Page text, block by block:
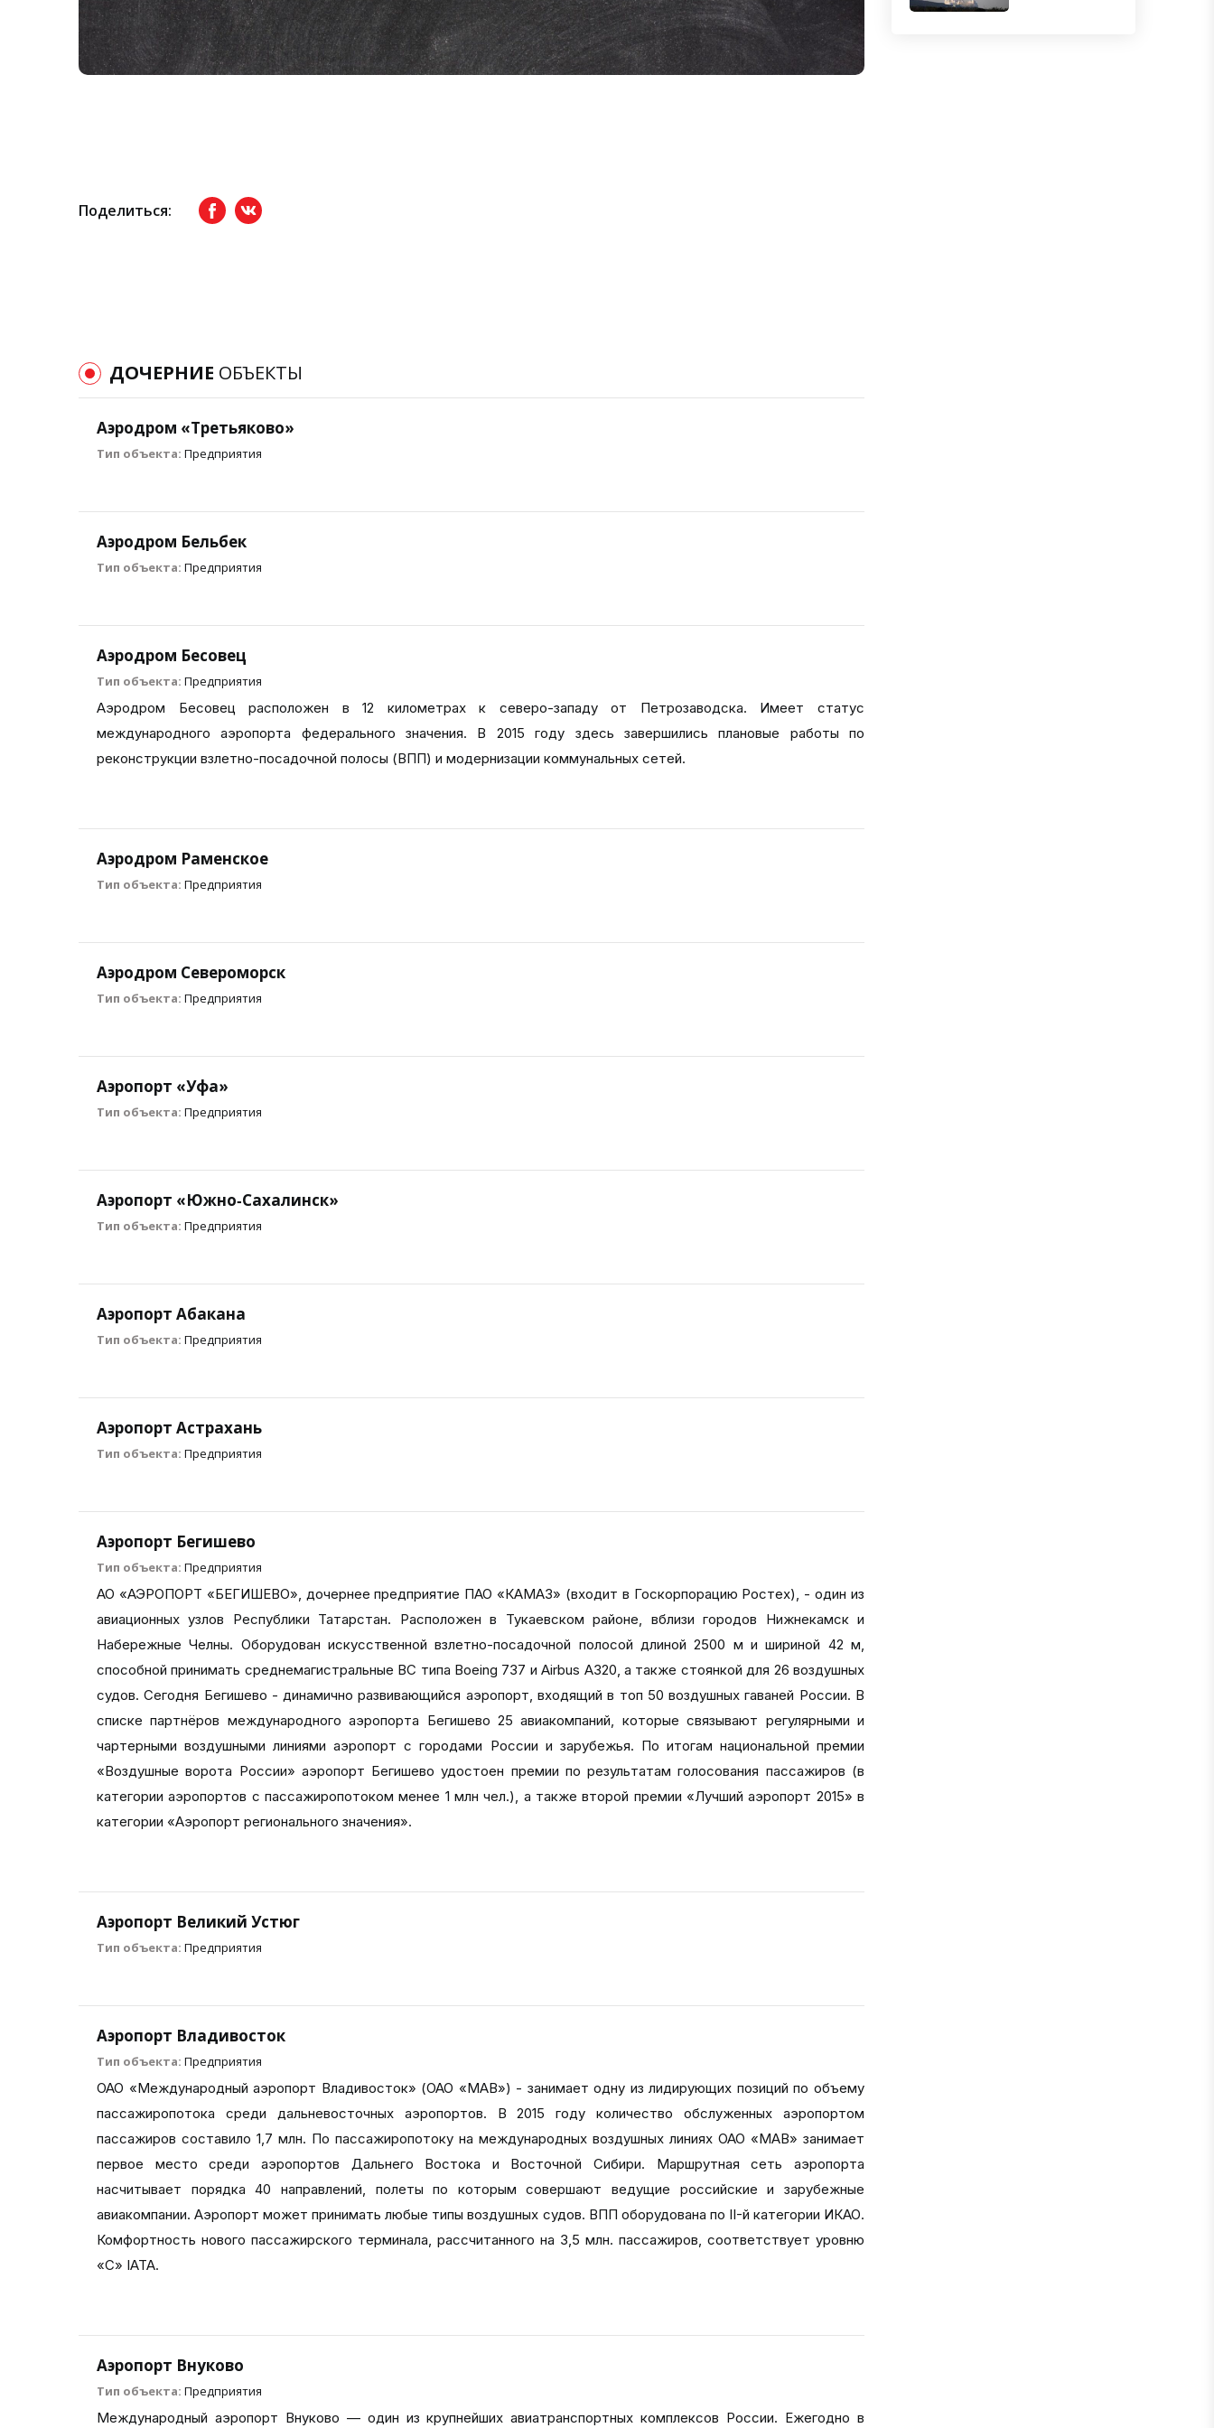
Поделиться: FacebookвКонтакте
ДОЧЕРНИЕ ОБЪЕКТЫ
Аэродром «Третьяково»
Тип объекта: Предприятия
Аэродром Бельбек
Тип объекта: Предприятия
Аэродром Бесовец
Тип объекта: Предприятия
Аэродром Бесовец расположен в 12 километрах к северо-западу от Петрозаводска. Имеет статус
международного аэропорта федерального значения. В 2015 году здесь завершились плановые работы по
реконструкции взлетно-посадочной полосы (ВПП) и модернизации коммунальных сетей.
Аэродром Раменское
Тип объекта: Предприятия
Аэродром Североморск
Тип объекта: Предприятия
Аэропорт «Уфа»
Тип объекта: Предприятия
Аэропорт «Южно‐Сахалинск»
Тип объекта: Предприятия
Аэропорт Абакана
Тип объекта: Предприятия
Аэропорт Астрахань
Тип объекта: Предприятия
Аэропорт Бегишево
Тип объекта: Предприятия
АО «АЭРОПОРТ «БЕГИШЕВО», дочернее предприятие ПАО «КАМАЗ» (входит в Госкорпорацию Ростех), - один из
авиационных узлов Республики Татарстан. Расположен в Тукаевском районе, вблизи городов Нижнекамск и
Набережные Челны. Оборудован искусственной взлетно-посадочной полосой длиной 2500 м и шириной 42 м,
способной принимать среднемагистральные ВС типа Boeing 737 и Airbus A320, а также стоянкой для 26 воздушных
судов. Сегодня Бегишево - динамично развивающийся аэропорт, входящий в топ 50 воздушных гаваней России. В
списке партнёров международного аэропорта Бегишево 25 авиакомпаний, которые связывают регулярными и
чартерными воздушными линиями аэропорт с городами России и зарубежья. По итогам национальной премии
«Воздушные ворота России» аэропорт Бегишево удостоен премии по результатам голосования пассажиров (в
категории аэропортов с пассажиропотоком менее 1 млн чел.), а также второй премии «Лучший аэропорт 2015» в
категории «Аэропорт регионального значения».
Аэропорт Великий Устюг
Тип объекта: Предприятия
Аэропорт Владивосток
Тип объекта: Предприятия
ОАО «Международный аэропорт Владивосток» (ОАО «МАВ») - занимает одну из лидирующих позиций по объему
пассажиропотока среди дальневосточных аэропортов. В 2015 году количество обслуженных аэропортом
пассажиров составило 1,7 млн. По пассажиропотоку на международных воздушных линиях ОАО «МАВ» занимает
первое место среди аэропортов Дальнего Востока и Восточной Сибири. Маршрутная сеть аэропорта
насчитывает порядка 40 направлений, полеты по которым совершают ведущие российские и зарубежные
авиакомпании. Аэропорт может принимать любые типы воздушных судов. ВПП оборудована по II-й категории ИКАО.
Комфортность нового пассажирского терминала, рассчитанного на 3,5 млн. пассажиров, соответствует уровню
«С» IATA.
Аэропорт Внуково
Тип объекта: Предприятия
Международный аэропорт Внуково — один из крупнейших авиатранспортных комплексов России. Ежегодно в